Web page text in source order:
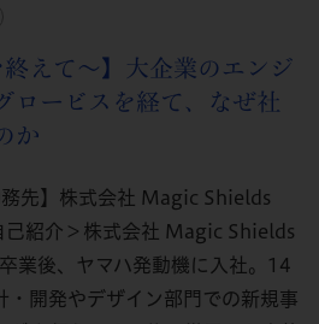
えて～】大企業のエンジ
ロービスを経て、なぜ社
か
務先】株式会社 Magic Shields
己紹介＞株式会社 Magic Shields
業後、ヤマハ発動機に入社。14
・開発やデザイン部門での新規事